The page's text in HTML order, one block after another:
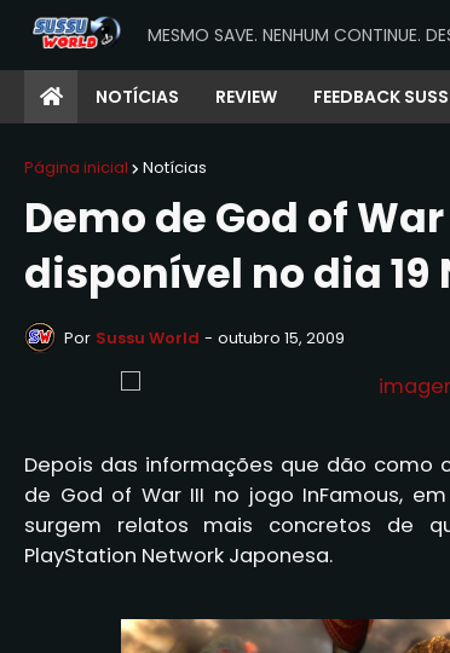
MESMO SAVE. NENHUM CONTINUE.
NOTÍCIAS REVIEW FEEDBACK
Página inicial Notícias
Demo de God of
disponível no dia 19
Por Sussu World - outubro 15, 2009
Depois das informações que dão como
de God of War III no jogo InFamous,
surgem relatos mais concretos de
PlayStation Network Japonesa.